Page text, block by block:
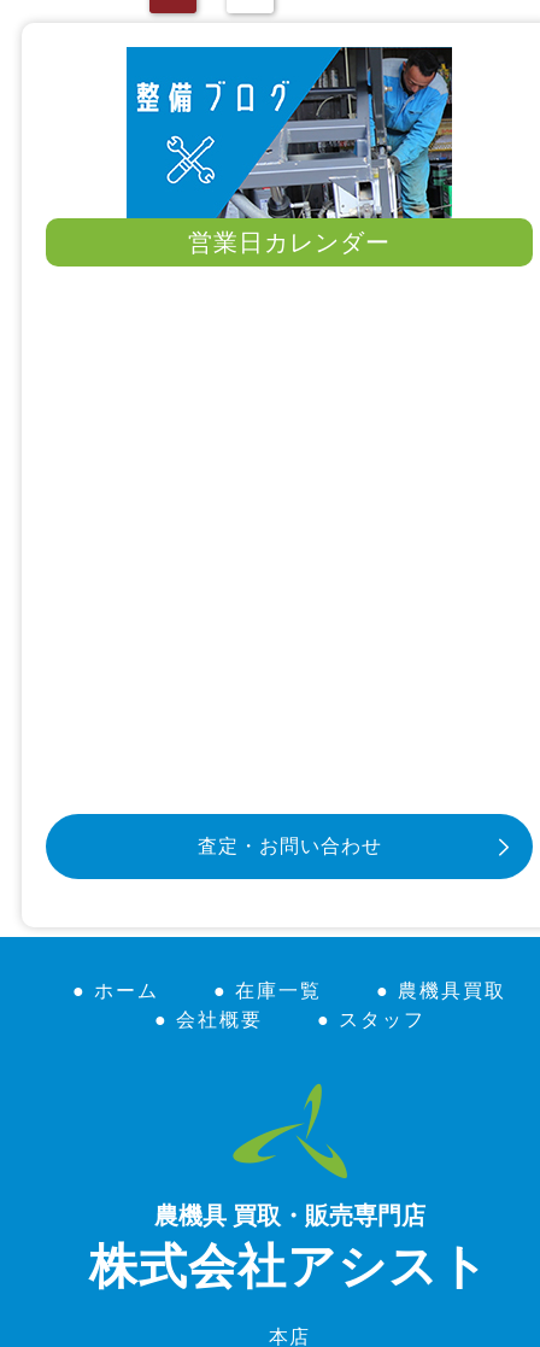
営業日カレンダー
査定・お問い合わせ
● ホーム ● 在庫一覧
● 農機具買取
● 会社概要
● スタッフ
農機具 買取・販売専門店
株式会社アシスト
本店